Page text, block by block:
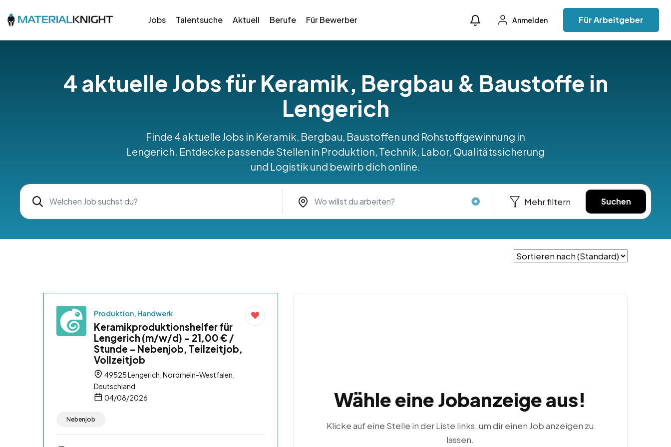
Jobs Talentsuche Aktuell Berufe Für Bewerber Anmelden Für Arbeitgeber
4 aktuelle Jobs für Keramik, Bergbau & Baustoffe in
Lengerich
Finde 4 aktuelle Jobs in Keramik, Bergbau, Baustoffen und Rohstoffgewinnung in
Lengerich. Entdecke passende Stellen in Produktion, Technik, Labor, Qualitätssicherung
und Logistik und bewirb dich online.
Mehr filtern Suchen
Produktion, Handwerk
Keramikproduktionshelfer für
Lengerich (m/w/d) – 21,00 € /
Stunde – Nebenjob, Teilzeitjob,
Vollzeitjob
49525 Lengerich, Nordrhein-Westfalen,
Deutschland
04/08/2026
Nebenjob
Wähle eine Jobanzeige aus!
Klicke auf eine Stelle in der Liste links, um dir einen Job anzeigen zu
lassen.